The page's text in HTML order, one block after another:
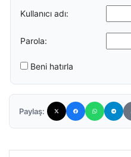
Kullanıcı adı:
Parola:
Beni hatırla
Paylaş: